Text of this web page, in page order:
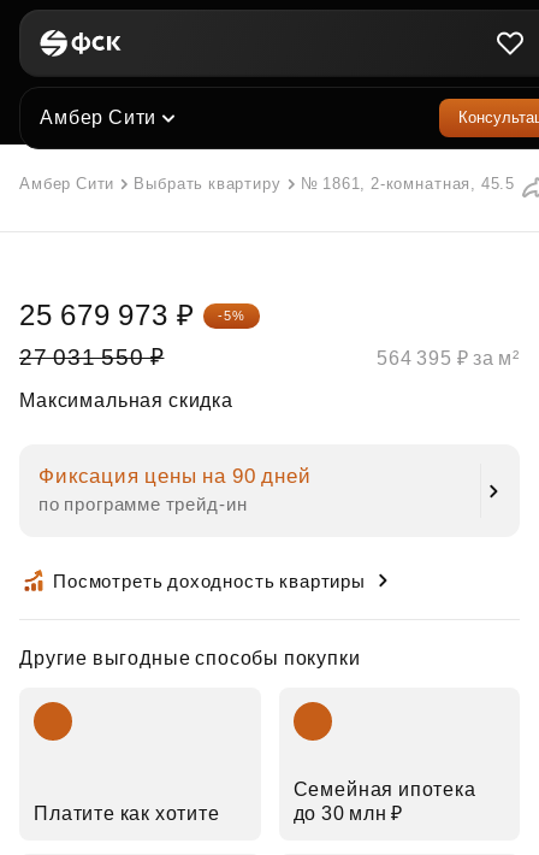
Амбер Сити
Амбер Сити Выбрать квартиру № 1861, 2-комнатная, 45.5 м²
27 031 550 ₽
25 679 973 ₽ -5%
Максимальная скидка
Фиксация цены на 90 дней
по программе трейд‑ин
Посмотреть доходность квартиры
Другие выгодные способы покупки
Платите как хотите
Семейная ипотека
до 30 млн ₽
564 395 ₽ за м²